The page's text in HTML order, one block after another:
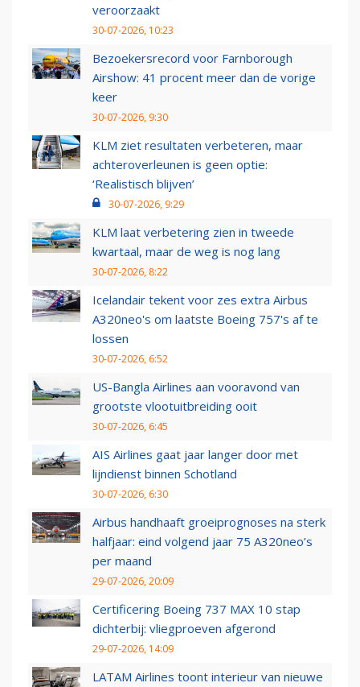
veroorzaakt
30-07-2026, 10:23
Bezoekersrecord voor Farnborough
Airshow: 41 procent meer dan de vorige
keer
30-07-2026, 9:30
KLM ziet resultaten verbeteren, maar
achteroverleunen is geen optie:
‘Realistisch blijven’
30-07-2026, 9:29
KLM laat verbetering zien in tweede
kwartaal, maar de weg is nog lang
30-07-2026, 8:22
Icelandair tekent voor zes extra Airbus
A320neo's om laatste Boeing 757's af te
lossen
30-07-2026, 6:52
US-Bangla Airlines aan vooravond van
grootste vlootuitbreiding ooit
30-07-2026, 6:45
AIS Airlines gaat jaar langer door met
lijndienst binnen Schotland
30-07-2026, 6:30
Airbus handhaaft groeiprognoses na sterk
halfjaar: eind volgend jaar 75 A320neo’s
per maand
29-07-2026, 20:09
Certificering Boeing 737 MAX 10 stap
dichterbij: vliegproeven afgerond
29-07-2026, 14:09
LATAM Airlines toont interieur van nieuwe